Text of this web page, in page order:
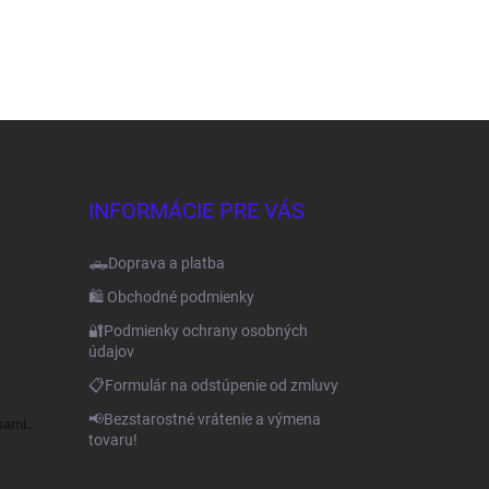
INFORMÁCIE PRE VÁS
🛻Doprava a platba
🛍️ Obchodné podmienky
🔐Podmienky ochrany osobných
údajov
📋Formulár na odstúpenie od zmluvy
📢Bezstarostné vrátenie a výmena
tovaru!